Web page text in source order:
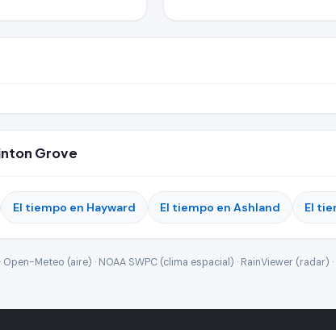
Grove
El tiempo en Hayward El tiempo en Ashland El
Meteo (aire) · NOAA SWPC (clima espacial) · RainViewer (radar)